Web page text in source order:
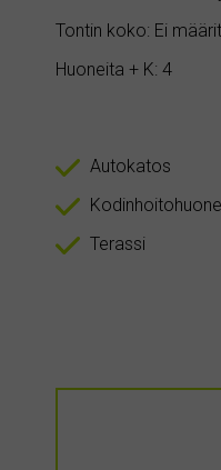
Tontin koko: Ei
Huoneita + K: 4
Autokatos
Kodinhoitohuone
Terassi